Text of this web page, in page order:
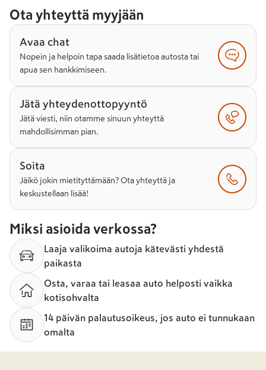
Ota yhteyttä myyjään
Avaa chat
Nopein ja helpoin tapa saada lisätietoa autosta tai
apua sen hankkimiseen.
Jätä yhteydenottopyyntö
Jätä viesti, niin otamme sinuun yhteyttä
mahdollisimman pian.
Soita
Jäikö jokin mietityttämään? Ota yhteyttä ja
keskustellaan lisää!
Miksi asioida verkossa?
Laaja valikoima autoja kätevästi yhdestä
paikasta
Osta, varaa tai leasaa auto helposti vaikka
kotisohvalta
14 päivän palautusoikeus, jos auto ei tunnukaan
omalta